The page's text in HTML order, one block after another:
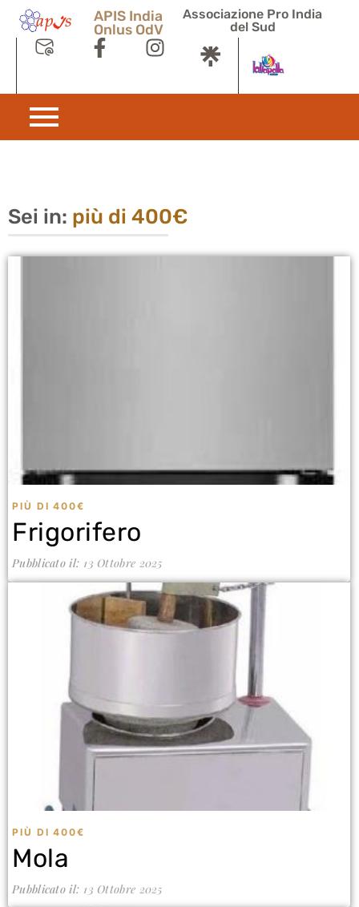
APIS India
Onlus OdV
Associazione Pro India
del Sud
Sei in: più di 400€
PIÙ DI 400€
Frigorifero
Pubblicato il: 13 Ottobre 2025
PIÙ DI 400€
Mola
Pubblicato il: 13 Ottobre 2025